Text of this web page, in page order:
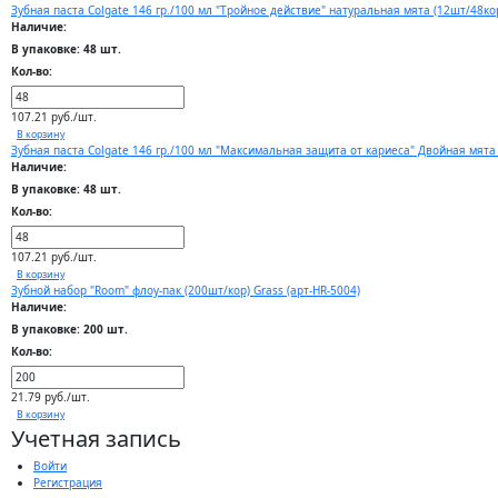
Зубная паста Colgate 146 гр./100 мл "Тройное действие" натуральная мята (12шт/
Наличие:
В упаковке: 48 шт.
Кол-во:
107.21 руб./шт.
В корзину
Зубная паста Colgate 146 гр./100 мл "Максимальная защита от кариеса" Двойная
Наличие:
В упаковке: 48 шт.
Кол-во:
107.21 руб./шт.
В корзину
Зубной набор "Room" флоу-пак (200шт/кор) Grass (арт-HR-5004)
Наличие:
В упаковке: 200 шт.
Кол-во:
21.79 руб./шт.
В корзину
Учетная запись
Войти
Регистрация